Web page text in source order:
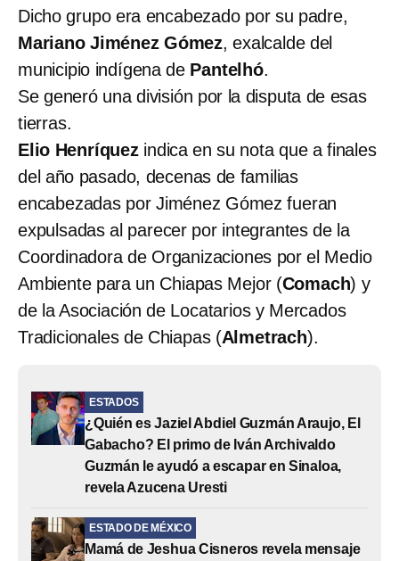
Dicho grupo era encabezado por su padre,
Mariano Jiménez Gómez, exalcalde del
municipio indígena de Pantelhó.
Se generó una división por la disputa de esas
tierras.
Elio Henríquezindica en su nota que a finales
del año pasado, decenas de familias
encabezadas por Jiménez Gómez fueran
expulsadas al parecer por integrantes de la
Coordinadora de Organizaciones por el Medio
Ambiente para un Chiapas Mejor (Comach) y
de la Asociación de Locatarios y Mercados
Tradicionales de Chiapas (Almetrach).
ESTADOS
¿Quién es Jaziel Abdiel Guzmán Araujo, El
Gabacho? El primo de Iván Archivaldo
Guzmán le ayudó a escapar en Sinaloa,
revela Azucena Uresti
ESTADO DE MÉXICO
Mamá de Jeshua Cisneros revela mensaje